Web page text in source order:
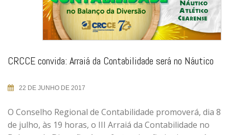
CRCCE convida: Arraiá da Contabilidade será no Náutico
22 DE JUNHO DE 2017
O Conselho Regional de Contabilidade promoverá, dia 8
de julho, às 19 horas, o III Arraiá da Contabilidade no